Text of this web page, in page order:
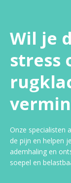
Wil je
stress
Onze specialisten
de pijn en helpen
ademhaling en
soepel en